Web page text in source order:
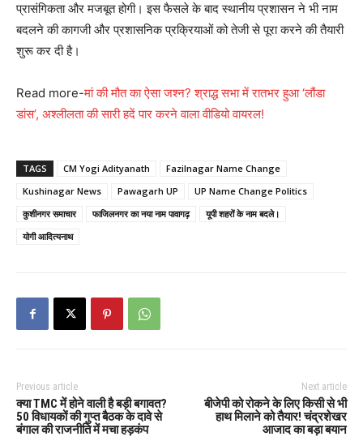
प्रासंगिकता और मजबूत होगी। इस फैसले के बाद स्थानीय प्रशासन ने भी नाम
बदलने की कागजी और प्रशासनिक प्रक्रियाओं को तेजी से पूरा करने की तैयारी
शुरू कर दी है।
Read more-मां की मौत का ऐसा जश्न? श्राद्ध सभा में रातभर हुआ ‘लौंडा
डांस’, अश्लीलता की सारी हदें पार करने वाला वीडियो वायरल!
TAGS CM Yogi Adityanath
Fazilnagar Name Change
Kushinagar News
Pawagarh UP
UP Name Change Politics
कुशीनगर समाचार
फाजिलनगर का नया नाम पावागढ़
यूपी शहरों के नाम बदले।
योगी आदित्यनाथ
Previous article
क्या TMC में होने वाली है बड़ी बगावत?
50 विधायकों की गुप्त बैठक के दावे से
बंगाल की राजनीति में मचा हड़कंप
Next article
बीजेपी को रोकने के लिए किसी से भी
हाथ मिलाने को तैयार! चंद्रशेखर
आजाद का बड़ा बयान